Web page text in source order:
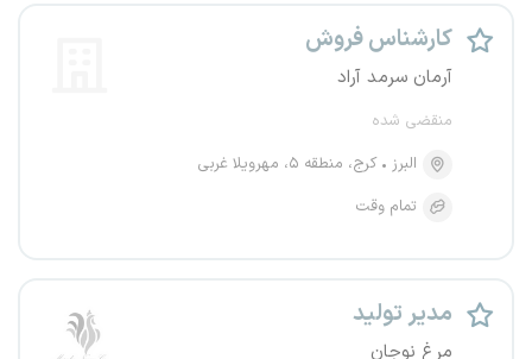
کارشناس فروش
آرمان سرمد آراد
منقضی شده
البرز
کرج، منطقه ۵، مهرویلا غربی
تمام وقت
مدیر تولید
مرغ نوجان